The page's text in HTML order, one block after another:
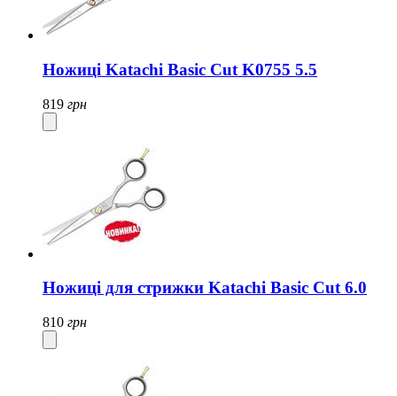
Ножиці Katachi Basic Cut K0755 5.5
819 грн
Ножиці для стрижки Katachi Basic Cut 6.0
810 грн